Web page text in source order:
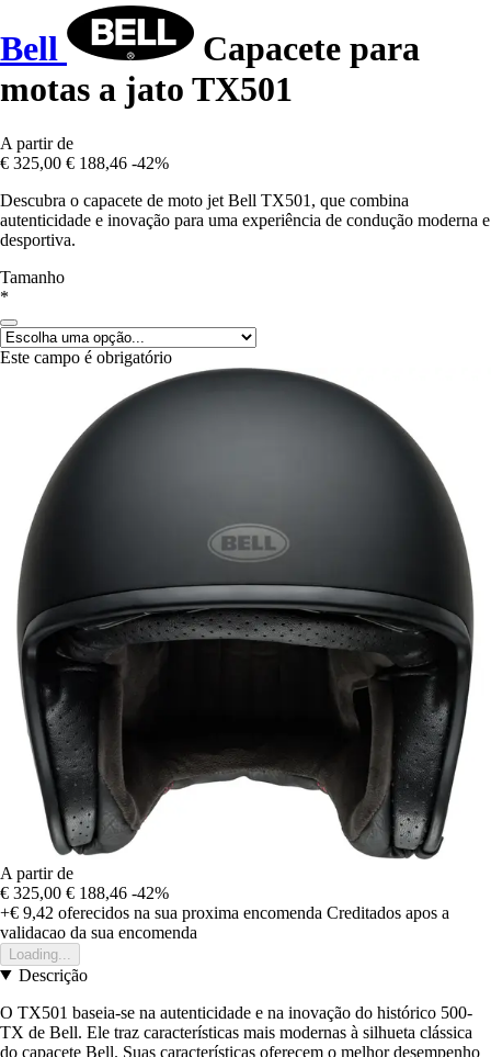
Bell
Capacete para
motas a jato TX501
A partir de
€ 325,00 € 188,46 -42%
Descubra o capacete de moto jet Bell TX501, que combina
autenticidade e inovação para uma experiência de condução moderna e
desportiva.
Tamanho
*
Este campo é obrigatório
A partir de
€ 325,00 € 188,46 -42%
+€ 9,42 oferecidos na sua proxima encomenda Creditados apos a
validacao da sua encomenda
Loading...
Descrição
O TX501 baseia-se na autenticidade e na inovação do histórico 500-
TX de Bell. Ele traz características mais modernas à silhueta clássica
do capacete Bell. Suas características oferecem o melhor desempenho